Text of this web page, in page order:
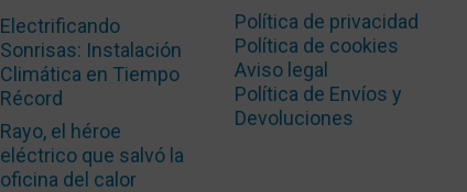
Electrificando
Sonrisas: Instalación
Climática en Tiempo
Récord
Rayo, el héroe
eléctrico que salvó la
oficina del calor
Política de privacidad
Política de cookies
Aviso legal
Política de Envíos y
Devoluciones